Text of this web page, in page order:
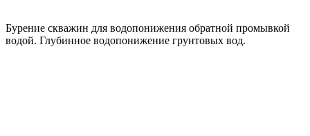
Бурение скважин для водопонижения обратной промывкой
водой. Глубинное водопонижение грунтовых вод.